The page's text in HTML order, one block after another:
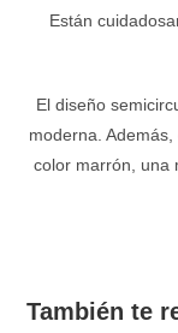
Están
El diseño
moderna.
color marrón, una
También te